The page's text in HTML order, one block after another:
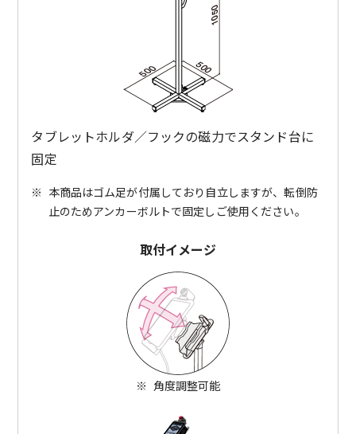
タブレットホルダ／フックの磁力でスタンド台に
固定
※ 本商品はゴム足が付属しており自立しますが、転倒防
止のためアンカーボルトで固定しご使用ください。
取付イメージ
※ 角度調整可能